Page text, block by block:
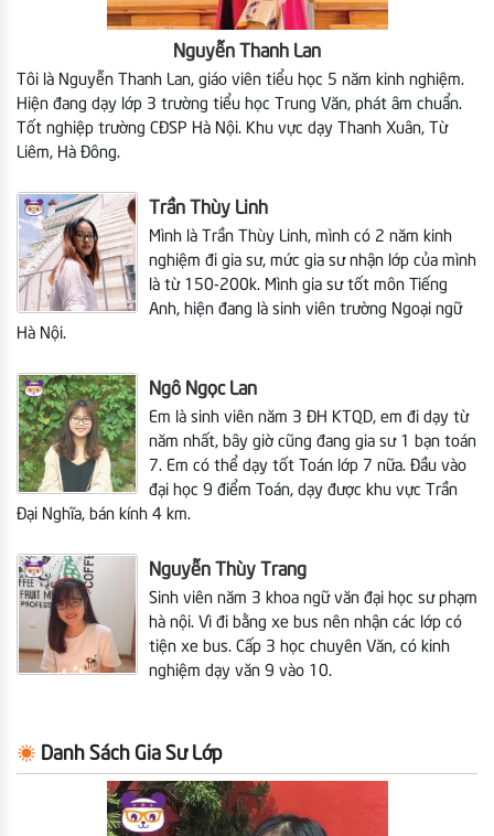
Nguyễn Thanh Lan
Tôi là Nguyễn Thanh Lan, giáo viên tiểu học 5 năm kinh nghiệm.
Hiện đang dạy lớp 3 trường tiểu học Trung Văn, phát âm chuẩn.
Tốt nghiệp trường CĐSP Hà Nội. Khu vực dạy Thanh Xuân, Từ
Liêm, Hà Đông.
Trần Thùy Linh
Mình là Trần Thùy Linh, mình có 2 năm kinh
nghiệm đi gia sư, mức gia sư nhận lớp của mình
là từ 150-200k. Mình gia sư tốt môn Tiếng
Anh, hiện đang là sinh viên trường Ngoại ngữ
Hà Nội.
Ngô Ngọc Lan
Em là sinh viên năm 3 ĐH KTQD, em đi dạy từ
năm nhất, bây giờ cũng đang gia sư 1 bạn toán
7. Em có thể dạy tốt Toán lớp 7 nữa. Đầu vào
đại học 9 điểm Toán, dạy được khu vực Trần
Đại Nghĩa, bán kính 4 km.
Nguyễn Thùy Trang
Sinh viên năm 3 khoa ngữ văn đại học sư phạm
hà nội. Vì đi bằng xe bus nên nhận các lớp có
tiện xe bus. Cấp 3 học chuyên Văn, có kinh
nghiệm dạy văn 9 vào 10.
Danh Sách Gia Sư Lớp